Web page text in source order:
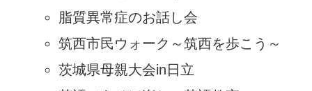
脂質異常症のお話し会
筑西市民ウォーク～筑西を歩こう～
茨城県母親大会in日立